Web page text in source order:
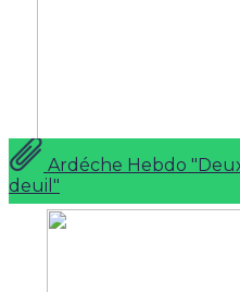
Ardéche Hebdo
deuil"